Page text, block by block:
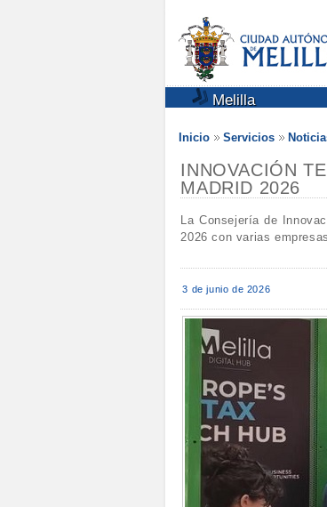
Melilla
Inicio Servicios
INNOVACIÓN
MADRID 2026
La Consejería de
2026 con varias
3 de junio de 2026